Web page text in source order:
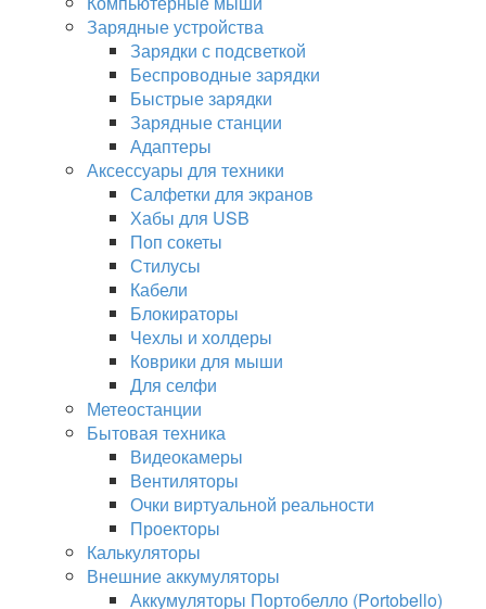
Зарядные устройства
Зарядки с подсветкой
Беспроводные зарядки
Быстрые зарядки
Зарядные станции
Адаптеры
Аксессуары для техники
Салфетки для экранов
Хабы для USB
Поп сокеты
Стилусы
Кабели
Блокираторы
Чехлы и холдеры
Коврики для мыши
Для селфи
Метеостанции
Бытовая техника
Видеокамеры
Вентиляторы
Очки виртуальной реальности
Проекторы
Калькуляторы
Внешние аккумуляторы
Аккумуляторы Портобелло (Portobello)